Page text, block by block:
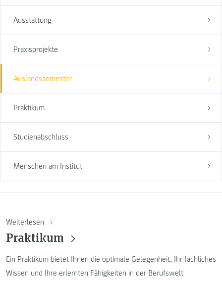
Ausstattung
Praxisprojekte
Auslandssemester
Praktikum
Studienabschluss
Menschen am Institut
Weiterlesen
Praktikum
Ein Praktikum bietet Ihnen die optimale Gelegenheit, Ihr fachliches
Wissen und Ihre erlernten Fähigkeiten in der Berufswelt